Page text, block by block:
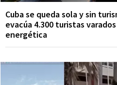
Cuba se queda sola y sin
evacúa 4.300 turistas
energética